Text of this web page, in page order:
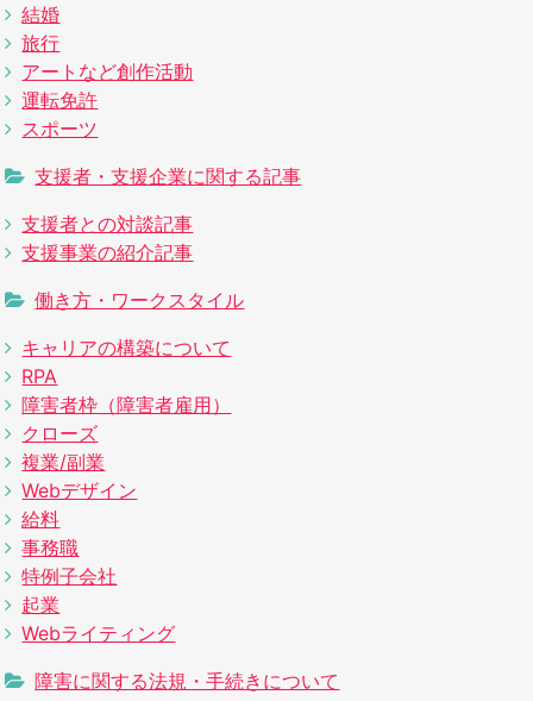
結婚
旅行
アートなど創作活動
運転免許
スポーツ
支援者・支援企業に関する記事
支援者との対談記事
支援事業の紹介記事
働き方・ワークスタイル
キャリアの構築について
RPA
障害者枠（障害者雇用）
クローズ
複業/副業
Webデザイン
給料
事務職
特例子会社
起業
Webライティング
障害に関する法規・手続きについて